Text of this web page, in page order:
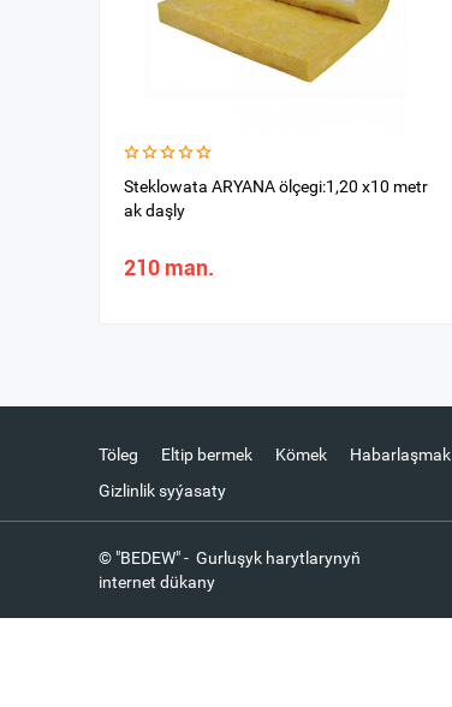
Steklowata ARYANA ölçegi:1,20 х10 metr
ak daşly
210 man.
Töleg Eltip bermek Kömek
Habarlaşmak
Gizlinlik syýasaty
© "BEDEW" - Gurluşyk harytlarynyň
internet dükany